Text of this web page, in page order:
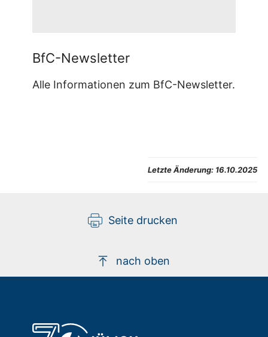
BfC-Newsletter
Alle Informationen zum BfC-Newsletter.
Letzte Änderung: 16.10.2025
Seite drucken
nach oben